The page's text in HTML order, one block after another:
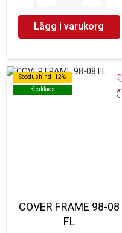
Lägg i varukorg
Soodushind -12%
Kesklaos
Soodushind -12%
Kesklaos
COVER FRAME 98-08
FL